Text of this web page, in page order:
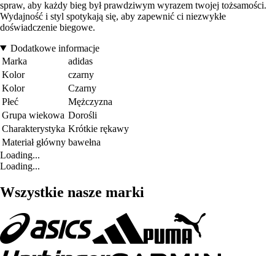
spraw, aby każdy bieg był prawdziwym wyrazem twojej tożsamości.
Wydajność i styl spotykają się, aby zapewnić ci niezwykłe
doświadczenie biegowe.
Dodatkowe informacje
Marka
adidas
Kolor
czarny
Kolor
Czarny
Płeć
Mężczyzna
Grupa wiekowa Dorośli
Charakterystyka Krótkie rękawy
Materiał główny bawełna
Loading...
Loading...
Wszystkie nasze marki